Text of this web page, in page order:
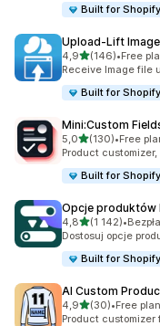
Built for Shopify
Upload‑Lift
4,9na 5 gwiazdek
(146)
Łączna liczba
•Free
Receive Image file
Built for Shopify
Mini:Custom
5,0na 5 gwiazdek
(130)
Łączna liczba
•Free
Product
Built for Shopify
Opcje produktów
4,8na 5 gwiazdek
(1 142)
Łączna liczba
•
Dostosuj opcje
Built for Shopify
AI Custom
4,9na 5 gwiazdek
(30)
Łączna liczba
•Free
Product customizer